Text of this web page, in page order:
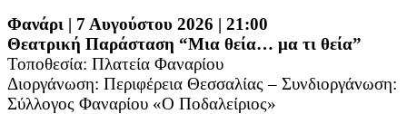
Φανάρι | 7 Αυγούστου 2026 | 21:00
Θεατρική Παράσταση “Μια θεία… μα τι θεία”
Τοποθεσία: Πλατεία Φαναρίου
Διοργάνωση: Περιφέρεια Θεσσαλίας – Συνδιοργάνωση:
Σύλλογος Φαναρίου «Ο Ποδαλείριος»